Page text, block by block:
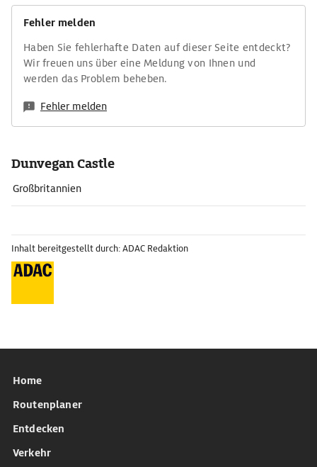
Fehler melden
Haben Sie fehlerhafte Daten auf dieser Seite entdeckt?
Wir freuen uns über eine Meldung von Ihnen und
werden das Problem beheben.
Fehler melden
Dunvegan Castle
Großbritannien
Inhalt bereitgestellt durch: ADAC Redaktion
Home
Routenplaner
Entdecken
Verkehr